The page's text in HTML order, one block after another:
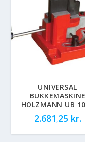
UNIVERSAL
BUKKEMASKINE
HOLZMANN UB
2.681,25 kr.